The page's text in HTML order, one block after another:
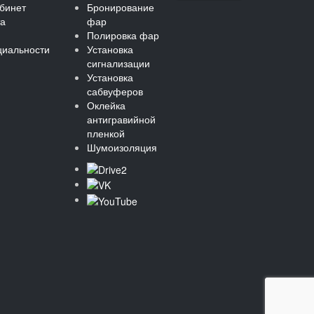
Бронирование
фар
Полировка фар
Установка
сигнализации
Установка
сабвуферов
Оклейка
антигравийной
пленкой
Шумоизоляция